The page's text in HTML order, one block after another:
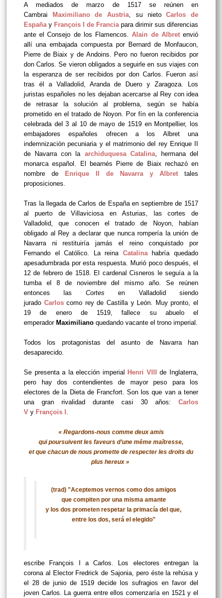
A mediados de marzo de 1517 se reúnen en
Cambrai Maximiliano de Austria , su nietoCarlos de
España y François I de Francia para dirimir sus diferencias
ante el Consejo de los Flamencos.Alain de Albret envió
allí una embajada compuesta por Bernard de Monfaucon,
Pierre de Biaix y de Andoins. Pero no fueron recibidos por
don Carlos. Se vieron obligados a seguirle en sus viajes con
la esperanza de ser recibidos por don Carlos. Fueron así
tras él a Valladolid, Aranda de Duero y Zaragoza. Los
juristas españoles no les dejaban acercarse al Rey con idea
de retrasar la solución al problema, según se había
prometido en el tratado de Noyon. Por fín en la conferencia
celebrada del 3 al 10 de mayo de 1519 en Montpellier, los
embajadores españoles ofrecen a los Albret una
indemnización pecuniaria y el matrimonio del rey Enrique II
de Navarra con la archiduquesa Catalina, hermana del
monarca español. El bearnés Pierre de Biaix rechazó en
nombre de Enrique II de Navarra y Albret
tales
proposiciones.
Tras la llegada de Carlos de España en septiembre de 1517
al puerto de Villaviciosa en Asturias, las cortes de
Valladolid, que conocen el tratado de Noyon, habían
obligado al Rey a declarar que nunca rompería la unión de
Navarra ni restituiría jamás el reino conquistado por
Fernando el Católico. La reina Catalina habría quedado
apesadumbrada por esta respuesta. Murió poco después, el
12 de febrero de 1518. El cardenal Cisneros le seguía a la
tumba el 8 de noviembre del mismo año. Se reúnen
entonces las Cortes en Valladolid siendo
jurado Carlos como rey de Castilla y León. Muy pronto, el
19 de enero de 1519, fallece su abuelo el
emperador Maximiliano quedando vacante el trono imperial.
Todos los protagonistas del asunto de Navarra han
desaparecido.
Se presenta a la elección imperial Henri VIII de Inglaterra,
pero hay dos contendientes de mayor peso para los
electores de la Dieta de Francfort. Son los que van a tener
una gran rivalidad durante casi 30 años: Carlos
V y François I
« Regardons-nous comme deux amis
qui poursuivent les faveurs d’une même maîtresse,
et que chacun de nous promette de respecter les droits du
plus hereux »
(trad) "Aceptemos vernos como dos amigos
que compiten por una misma amante
y los dos prometen respetar la primacía del que,
entre los dos, será el elegido"
escribe François I a Carlos. Los electores entregan la
corona al Elector Fredrick de Sajonia, pero éste la rehúsa y
el 28 de junio de 1519 decide los sufragios en favor del
joven Carlos. La guerra entre ellos comenzaría en 1521 y el